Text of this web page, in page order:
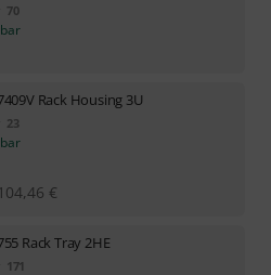
70
Rack Housing 3U
23
104,46 €
Rack Tray 2HE
171